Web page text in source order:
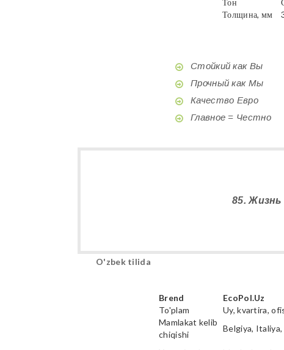
Тон
Толщина, мм
Стойкий как Вы
Прочный как Мы
Качество Евро
Главное = Честно
85.
O'zbek tilida
Brend EcoPol.Uz
To'plam
Uy, kvartira,
Mamlakat kelib
chiqishi
Belgiya,